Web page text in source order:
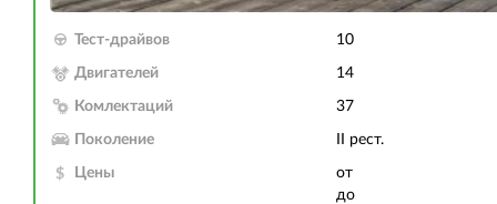
Тест-драйвов 10
Двигателей 14
Комлектаций 37
Поколение II рест.
Цены
от
до